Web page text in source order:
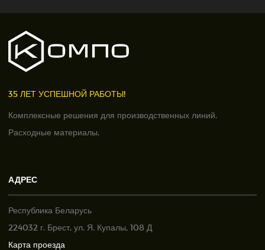
35 ЛЕТ УСПЕШНОЙ РАБОТЫ!
Комплексные решения для производственных линий.
Расходные материалы.
АДРЕС
Республика Беларусь
224032 г. Брест, ул. Я. Купалы, 108 Д
Карта проезда